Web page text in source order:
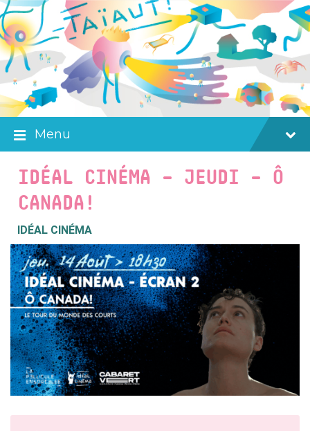
Skip
to
content
Skip
to
main
navigation
Skip
to
footer
Menu
IDÉAL CINÉMA – JEUDI – Ô
CANADA!
IDÉAL CINÉMA